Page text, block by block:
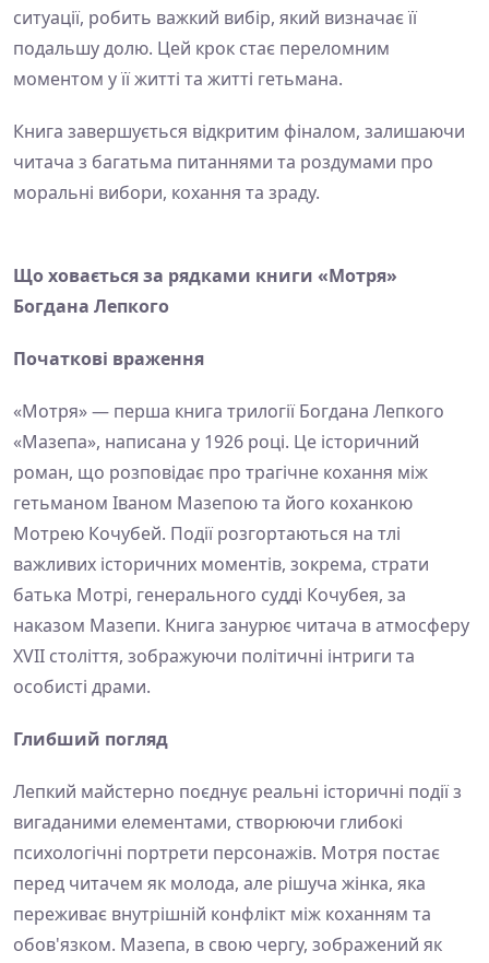
ситуації, робить важкий вибір, який визначає її
подальшу долю. Цей крок стає переломним
моментом у її житті та житті гетьмана.
Книга завершується відкритим фіналом, залишаючи
читача з багатьма питаннями та роздумами про
моральні вибори, кохання та зраду.
Що ховається за рядками книги «Мотря»
Богдана Лепкого
Початкові враження
«Мотря» — перша книга трилогії Богдана Лепкого
«Мазепа», написана у 1926 році. Це історичний
роман, що розповідає про трагічне кохання між
гетьманом Іваном Мазепою та його коханкою
Мотрею Кочубей. Події розгортаються на тлі
важливих історичних моментів, зокрема, страти
батька Мотрі, генерального судді Кочубея, за
наказом Мазепи. Книга занурює читача в атмосферу
XVII століття, зображуючи політичні інтриги та
особисті драми.
Глибший погляд
Лепкий майстерно поєднує реальні історичні події з
вигаданими елементами, створюючи глибокі
психологічні портрети персонажів. Мотря постає
перед читачем як молода, але рішуча жінка, яка
переживає внутрішній конфлікт між коханням та
обов'язком. Мазепа, в свою чергу, зображений як